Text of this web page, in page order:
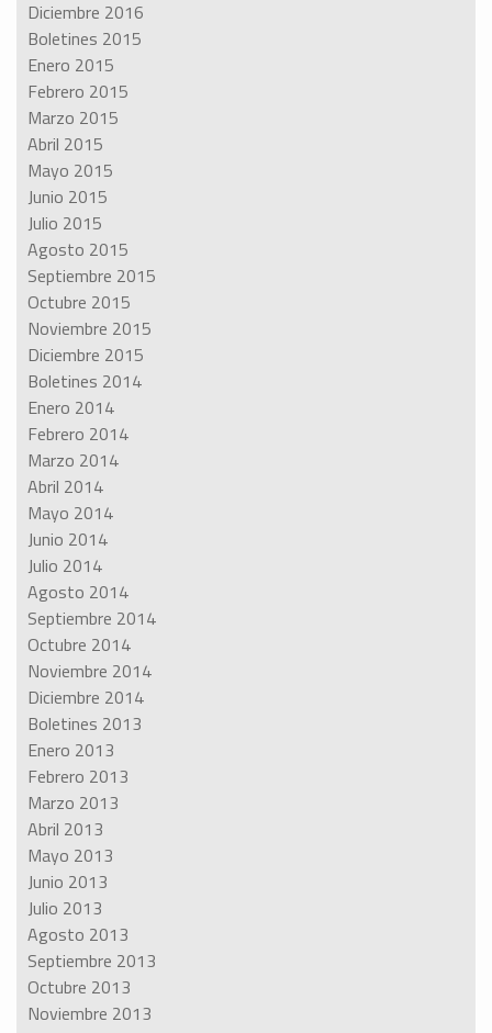
Diciembre 2016
Boletines 2015
Enero 2015
Febrero 2015
Marzo 2015
Abril 2015
Mayo 2015
Junio 2015
Julio 2015
Agosto 2015
Septiembre 2015
Octubre 2015
Noviembre 2015
Diciembre 2015
Boletines 2014
Enero 2014
Febrero 2014
Marzo 2014
Abril 2014
Mayo 2014
Junio 2014
Julio 2014
Agosto 2014
Septiembre 2014
Octubre 2014
Noviembre 2014
Diciembre 2014
Boletines 2013
Enero 2013
Febrero 2013
Marzo 2013
Abril 2013
Mayo 2013
Junio 2013
Julio 2013
Agosto 2013
Septiembre 2013
Octubre 2013
Noviembre 2013